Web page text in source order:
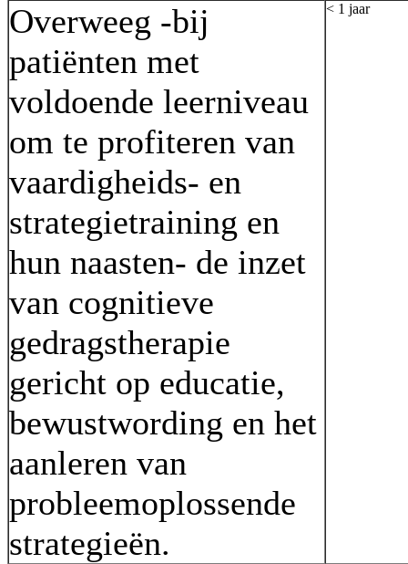
Overweeg -bij
patiënten met
voldoende leerniveau
om te profiteren van
vaardigheids- en
strategietraining en
hun naasten- de inzet
van cognitieve
gedragstherapie
gericht op educatie,
bewustwording en het
aanleren van
probleemoplossende
strategieën.
< 1 jaar